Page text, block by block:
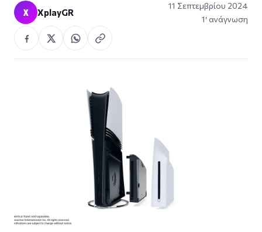
X XplayGR
11 Σεπτεμβρίου 2024
1′ ανάγνωση